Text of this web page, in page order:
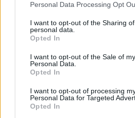
Personal Data Processing Opt
I want to opt-out of the Sharing
personal data.
Opted In
I want to opt-out of the Sale of my
Personal Data.
Opted In
I want to opt-out of processing
Personal Data for Targeted
Opted In
6 phrases puissantes pour
monde (et les 5 préférés des
Variations du 69 : les conseils de
pimenter cette position sexuelle